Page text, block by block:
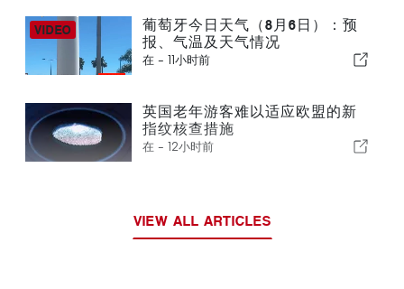
葡萄牙今日天气（8月6日）：预
报、气温及天气情况
在 - 11小时前
英国老年游客难以适应欧盟的新
指纹核查措施
在 - 12小时前
VIEW ALL ARTICLES